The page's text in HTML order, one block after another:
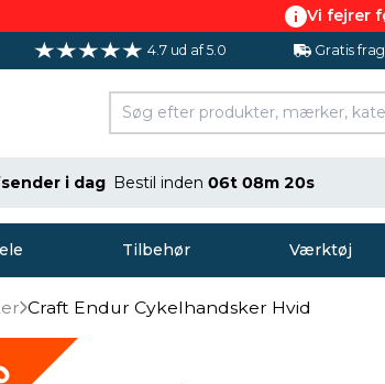
Vi fejrer
4.7 ud af 5.0 Gratis
i dag Bestil inden06t 08m 20s
Tilbehør Værktøj
Craft Endur Cykelhandsker Hvid